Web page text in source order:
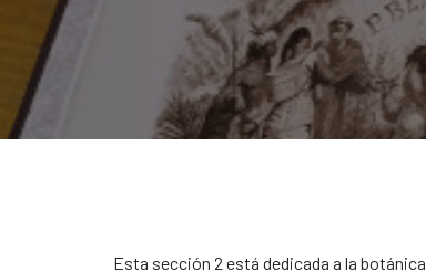
Esta sección 2 está dedicada a la botánica.